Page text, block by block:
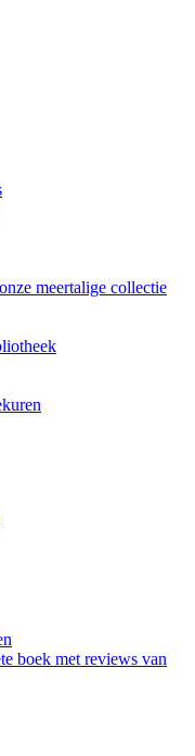
meertalige collectie
boek met reviews van